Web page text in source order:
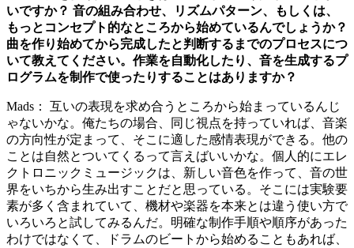
いですか？ 音の組み合わせ、リズムパターン、もしくは、
もっとコンセプト的なところから始めているんでしょうか？
曲を作り始めてから完成したと判断するまでのプロセスにつ
いて教えてください。作業を自動化したり、音を生成するプ
ログラムを制作で使ったりすることはありますか？
Mads： 互いの表現を求め合うところから始まっているんじ
ゃないかな。俺たちの場合、同じ視点を持っていれば、音楽
の方向性が定まって、そこに適した感情表現ができる。他の
ことは自然とついてくるって言えばいいかな。個人的にエレ
クトロニックミュージックは、新しい音色を作って、音の世
界をいちから生み出すことだと思っている。そこには実験要
素が多く含まれていて、機材や楽器を本来とは違う使い方で
いろいろと試してみるんだ。明確な制作手順や順序があった
わけではなくて、ドラムのビートから始めることもあれば、